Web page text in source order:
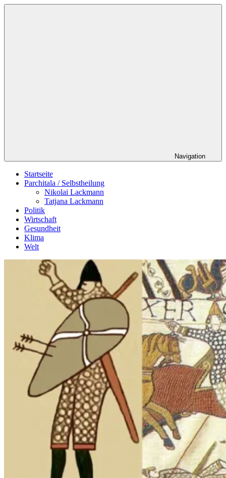
Zum
Navigation
Startseite
Parchitala / Selbstheilung
Nikolai Lackmann
Tatjana Lackmann
Politik
Wirtschaft
Gesundheit
Klima
Welt